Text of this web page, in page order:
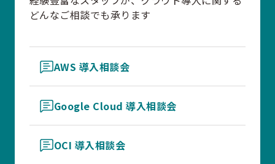
どんなご相談でも承ります
AWS 導入相談会
Google Cloud 導入相談会
OCI 導入相談会